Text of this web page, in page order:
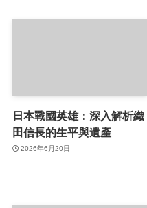
日本戰國英雄：深入解析織
田信長的生平與遺產
2026年6月20日